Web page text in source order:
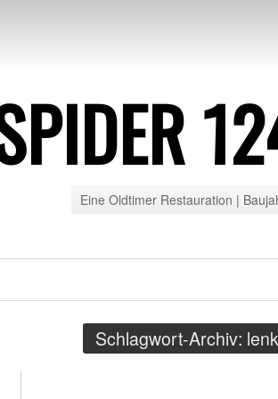
Eine Oldtimer Restauration |
Schlagwort-Archiv: